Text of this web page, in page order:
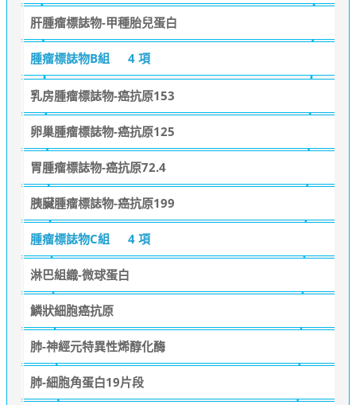
肝腫瘤標誌物-甲種胎兒蛋白
腫瘤標誌物B組 4 項
乳房腫瘤標誌物-癌抗原153
卵巢腫瘤標誌物-癌抗原125
胃腫瘤標誌物-癌抗原72.4
胰臟腫瘤標誌物-癌抗原199
腫瘤標誌物C組 4 項
淋巴組織-微球蛋白
鱗狀細胞癌抗原
肺-神經元特異性烯醇化酶
肺-細胞角蛋白19片段